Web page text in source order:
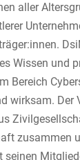
aller
Wissen und
Bereich
wirksam. Der
zusammen
seinen